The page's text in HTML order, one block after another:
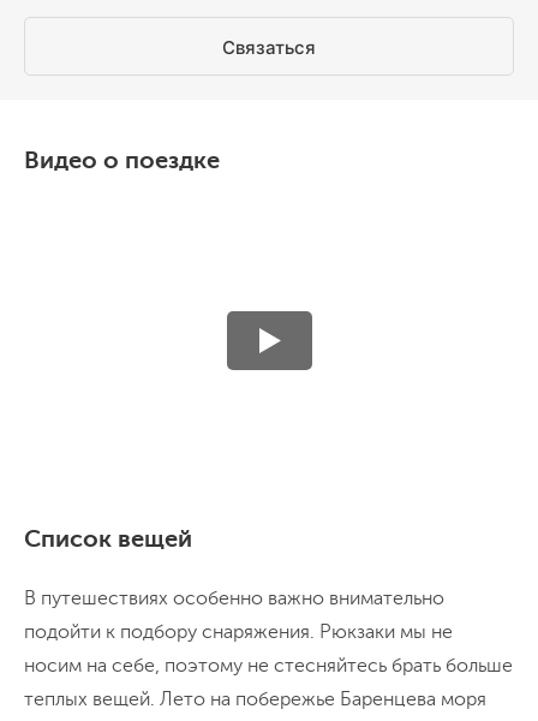
Связаться
Видео о поездке
Список вещей
В путешествиях особенно важно внимательно
подойти к подбору снаряжения. Рюкзаки мы не
носим на себе, поэтому не стесняйтесь брать больше
теплых вещей. Лето на побережье Баренцева моря